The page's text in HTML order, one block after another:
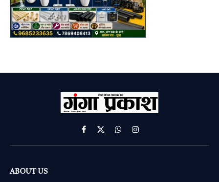
Facebook
X
(Twitter)
WhatsAppInstagram
ABOUT US